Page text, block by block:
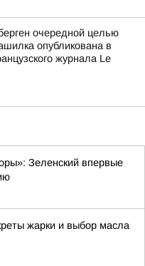
очередной целью
опубликована в
журнала Le
Зеленский впервые
жарки и выбор масла